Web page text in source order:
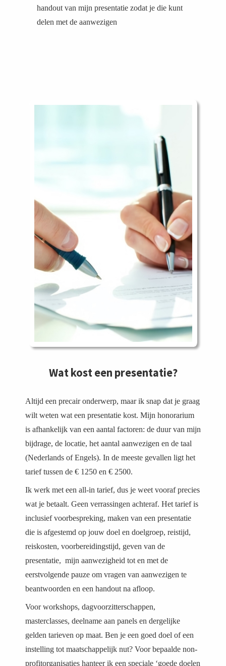
handout van mijn presentatie zodat je die kunt
delen met de aanwezigen
Wat kost een presentatie?
Altijd een precair onderwerp, maar ik snap dat je graag
wilt weten wat een presentatie kost. Mijn honorarium
is afhankelijk van een aantal factoren: de duur van mijn
bijdrage, de locatie, het aantal aanwezigen en de taal
(Nederlands of Engels). In de meeste gevallen ligt het
tarief tussen de € 1250 en € 2500.
Ik werk met een all-in tarief, dus je weet vooraf precies
wat je betaalt. Geen verrassingen achteraf. Het tarief is
inclusief voorbespreking, maken van een presentatie
die is afgestemd op jouw doel en doelgroep, reistijd,
reiskosten, voorbereidingstijd, geven van de
presentatie, mijn aanwezigheid tot en met de
eerstvolgende pauze om vragen van aanwezigen te
beantwoorden en een handout na afloop.
Voor workshops, dagvoorzitterschappen,
masterclasses, deelname aan panels en dergelijke
gelden tarieven op maat. Ben je een goed doel of een
instelling tot maatschappelijk nut? Voor bepaalde non-
profitorganisaties hanteer ik een speciale ‘goede doelen